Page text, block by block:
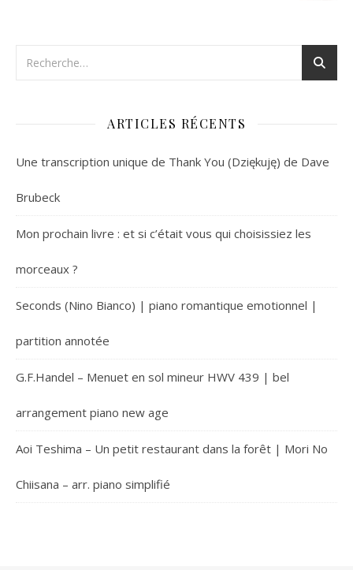
ARTICLES RÉCENTS
Une transcription unique de Thank You (Dziękuję) de Dave
Brubeck
Mon prochain livre : et si c’était vous qui choisissiez les
morceaux ?
Seconds (Nino Bianco) | piano romantique emotionnel |
partition annotée
G.F.Handel – Menuet en sol mineur HWV 439 | bel
arrangement piano new age
Aoi Teshima – Un petit restaurant dans la forêt | Mori No
Chiisana – arr. piano simplifié